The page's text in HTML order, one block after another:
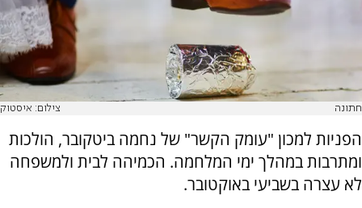
חתונה צילום: איסטוק
הפניות למכון "עומק הקשר" של נחמה ביטקובר, הולכות
ומתרבות במהלך ימי המלחמה. הכמיהה לבית ולמשפחה
לא עצרה בשביעי באוקטובר.